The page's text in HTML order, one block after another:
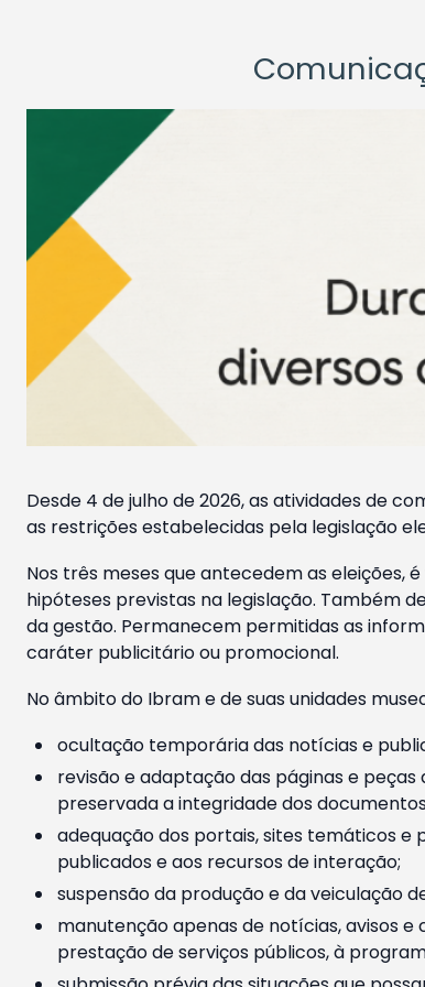
Desde 4 de julho de 2026, as atividades de
as restrições estabelecidas pela legislação
Nos três meses que antecedem as eleições,
hipóteses previstas na legislação. Também
da gestão. Permanecem permitidas as
caráter publicitário ou promocional.
No âmbito do Ibram e de suas unidades
ocultação temporária das notícias e
revisão e adaptação das páginas e
preservada a integridade dos
adequação dos portais, sites temáticos e
publicados e aos recursos de interação;
suspensão da produção e da veiculação
manutenção apenas de notícias, avisos
prestação de serviços públicos, à